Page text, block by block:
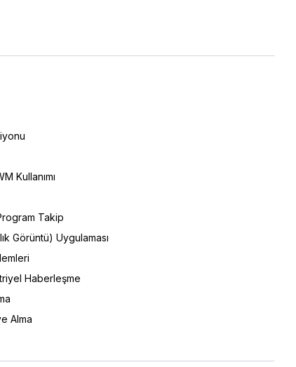
Kullanımı
Takip
Görüntü) Uygulaması
Haberleşme
Alma